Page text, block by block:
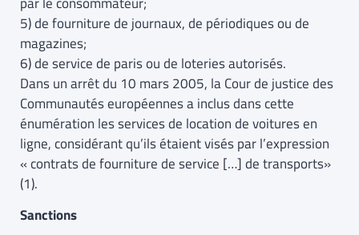
5) de fourniture de journaux, de périodiques ou de
magazines;
6) de service de paris ou de loteries autorisés.
Dans un arrêt du 10 mars 2005, la Cour de justice des
Communautés européennes a inclus dans cette
énumération les services de location de voitures en
ligne, considérant qu’ils étaient visés par l’expression
« contrats de fourniture de service […] de transports»
(1).
Sanctions